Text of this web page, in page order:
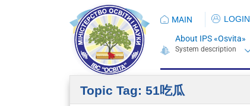
MAIN LOGIN
About IPS «Osvita»
Topic Tag: 51吃瓜